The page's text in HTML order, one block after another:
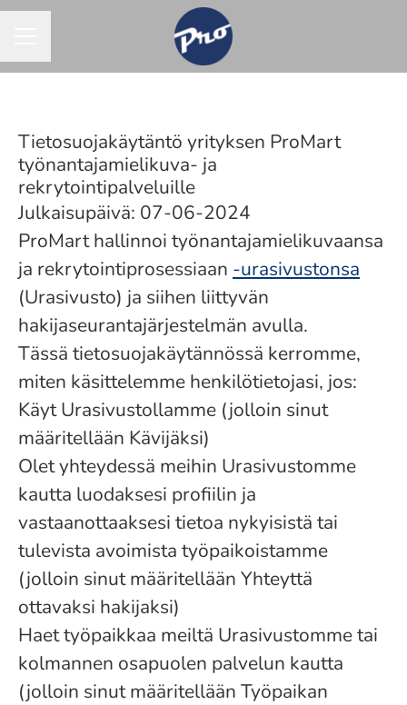
Tietosuojakäytäntö yrityksen ProMart
työnantajamielikuva- ja
rekrytointipalveluille
Julkaisupäivä: 07-06-2024
ProMart hallinnoi työnantajamielikuvaansa
ja rekrytointiprosessiaan -urasivustonsa
(Urasivusto) ja siihen liittyvän
hakijaseurantajärjestelmän avulla.
Tässä tietosuojakäytännössä kerromme,
miten käsittelemme henkilötietojasi, jos:
Käyt Urasivustollamme (jolloin sinut
määritellään Kävijäksi)
Olet yhteydessä meihin Urasivustomme
kautta luodaksesi profiilin ja
vastaanottaaksesi tietoa nykyisistä tai
tulevista avoimista työpaikoistamme
(jolloin sinut määritellään Yhteyttä
ottavaksi hakijaksi)
Haet työpaikkaa meiltä Urasivustomme tai
kolmannen osapuolen palvelun kautta
(jolloin sinut määritellään Työpaikan